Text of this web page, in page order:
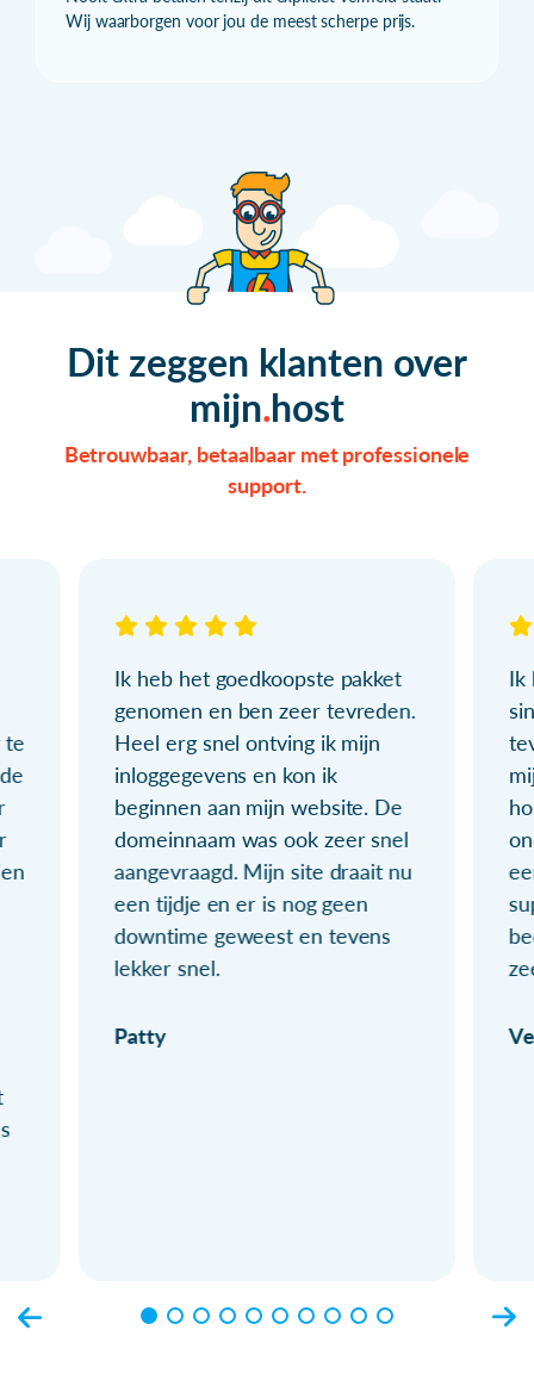
Wij waarborgen voor jou de meest scherpe prijs.
Dit zeggen klanten over
mijn host
Betrouwbaar, betaalbaar met professionele
support.
te
Ik heb het goedkoopste pakket
genomen en ben zeer tevreden.
Heel erg snel ontving ik mijn
inloggegevens en kon ik
beginnen aan mijn website. De
domeinnaam was ook zeer snel
aangevraagd. Mijn site draait nu
een tijdje en er is nog geen
downtime geweest en tevens
lekker snel.
Patty
Ik